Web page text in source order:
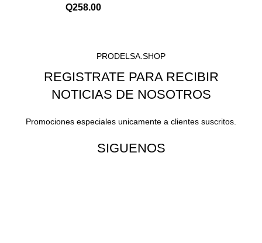
Q258.00
PRODELSA.SHOP
REGISTRATE PARA RECIBIR
NOTICIAS DE NOSOTROS
Promociones especiales unicamente a clientes suscritos.
SIGUENOS